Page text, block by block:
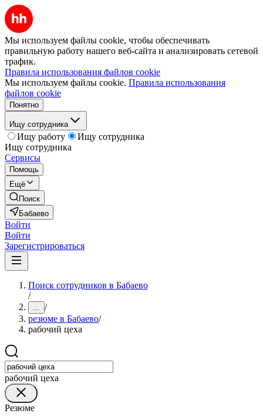
Мы используем файлы cookie, чтобы обеспечивать
правильную работу нашего веб-сайта и анализировать сетевой
трафик.
Правила использования файлов cookie
Мы используем файлы cookie. Правила использования
файлов cookie
Понятно
Ищу сотрудника
Ищу работу
Ищу сотрудника
Ищу сотрудника
Сервисы
Помощь
Ещё
Поиск
Бабаево
Войти
Войти
Зарегистрироваться
Поиск сотрудников в Бабаево
/
... /
резюме в Бабаево/
рабочий цеха
рабочий цеха
Резюме